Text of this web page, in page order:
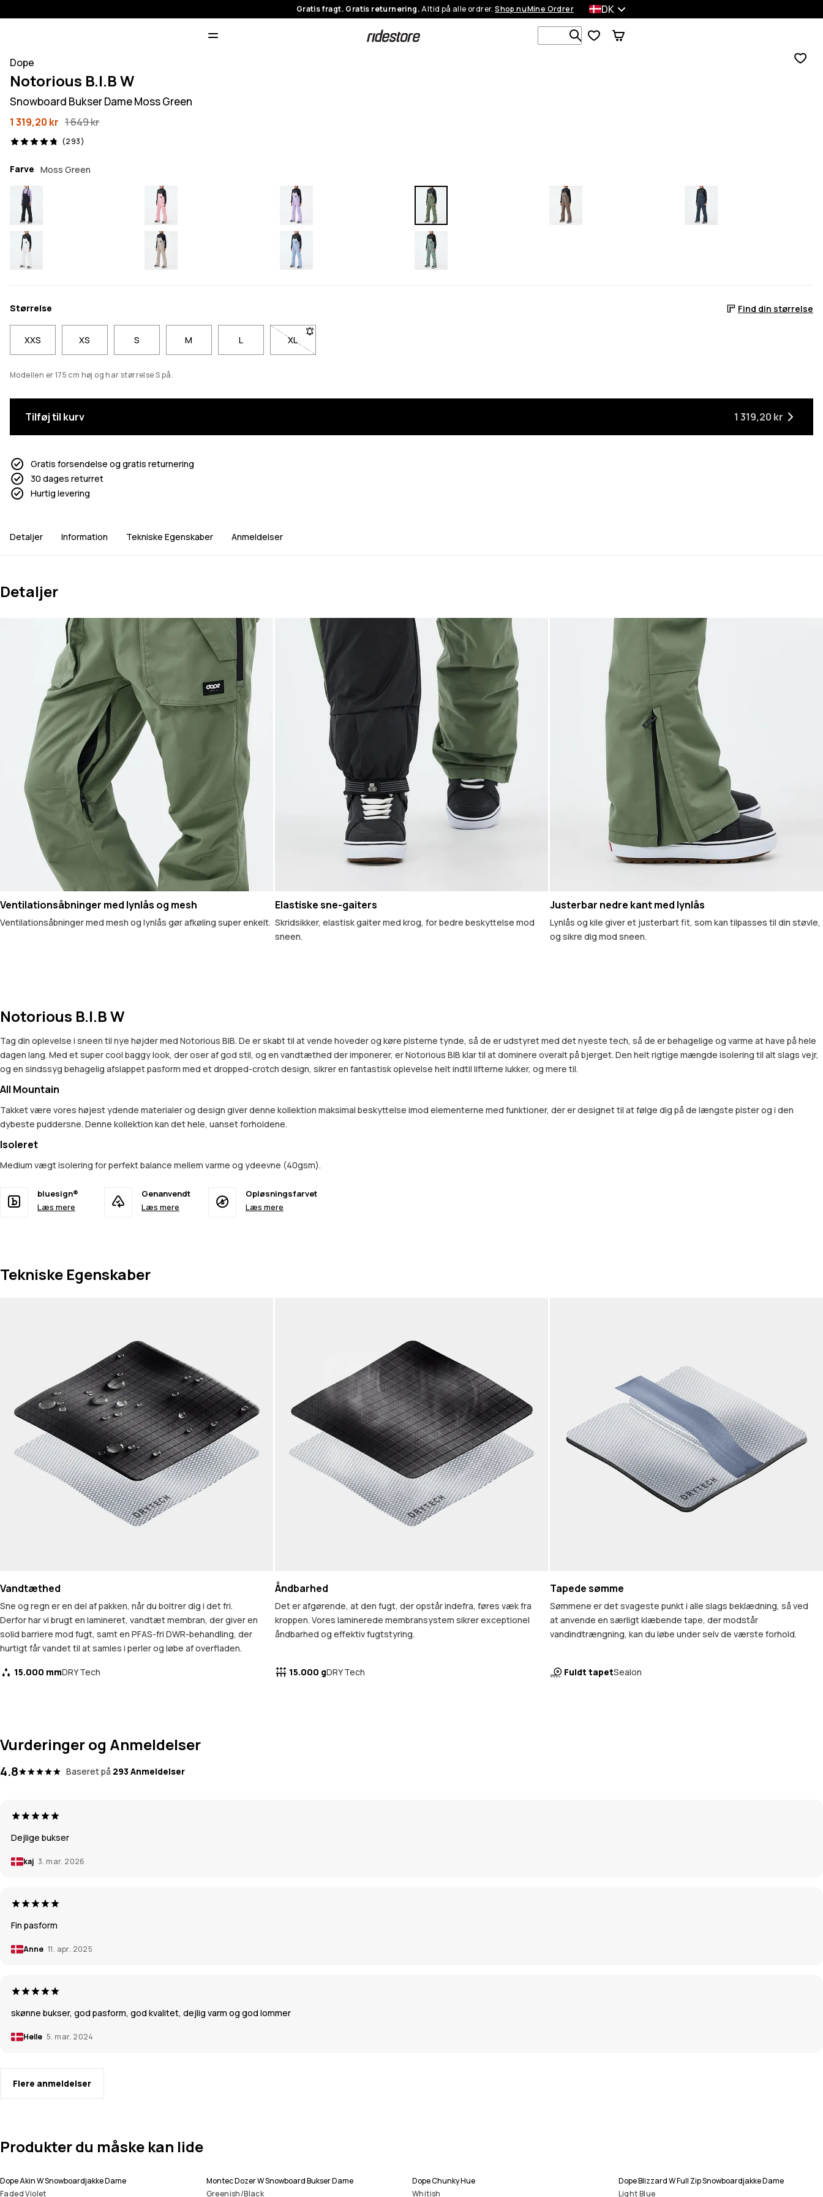
Gratis fragt. Gratis returnering.Altid på alle ordrer.Shop nuMine Ordrer DK
Søg i 1 000+ produkter
Dope
Notorious B.I.B W
Snowboard Bukser Dame Moss Green
1 319,20 kr 1 649 kr
(293)
293 anmeldelser, 4.8/5
Farve Moss Green
Størrelse Find din størrelse
XXS XS S M L XL- Størrelse XL er ikke tilgængelig. Klik for at blive underrettet, når den er tilbage på lager
Modellen er 175 cm høj og har størrelse S på.
Tilføj til kurv 1 319,20 kr
Gratis forsendelse og gratis returnering
30 dages returret
Hurtig levering
Detaljer Information Tekniske Egenskaber Anmeldelser
Detaljer
Ventilationsåbninger med lynlås og mesh
Ventilationsåbninger med mesh og lynlås gør afkøling super enkelt.
Elastiske sne-gaiters
Skridsikker, elastisk gaiter med krog, for bedre beskyttelse mod
sneen.
Justerbar nedre kant med lynlås
Lynlås og kile giver et justerbart fit, som kan tilpasses til din støvle,
og sikre dig mod sneen.
Notorious B.I.B W
Tag din oplevelse i sneen til nye højder med Notorious BIB. De er skabt til at vende hoveder og køre pisterne tynde, så de er udstyret med det nyeste tech, så de er behagelige og varme at have på hele
dagen lang. Med et super cool baggy look, der oser af god stil, og en vandtæthed der imponerer, er Notorious BIB klar til at dominere overalt på bjerget. Den helt rigtige mængde isolering til alt slags vejr,
og en sindssyg behagelig afslappet pasform med et dropped-crotch design, sikrer en fantastisk oplevelse helt indtil lifterne lukker, og mere til.
All Mountain
Takket være vores højest ydende materialer og design giver denne kollektion maksimal beskyttelse imod elementerne med funktioner, der er designet til at følge dig på de længste pister og i den
dybeste puddersne. Denne kollektion kan det hele, uanset forholdene.
Isoleret
Medium vægt isolering for perfekt balance mellem varme og ydeevne (40gsm).
bluesign®
Læs mere
Genanvendt
Læs mere
Opløsningsfarvet
Læs mere
Tekniske Egenskaber
Vandtæthed
Sne og regn er en del af pakken, når du boltrer dig i det fri.
Derfor har vi brugt en lamineret, vandtæt membran, der giver en
solid barriere mod fugt, samt en PFAS-fri DWR-behandling, der
hurtigt får vandet til at samles i perler og løbe af overfladen.
15.000 mmDRY Tech
Åndbarhed
Det er afgørende, at den fugt, der opstår indefra, føres væk fra
kroppen. Vores laminerede membransystem sikrer exceptionel
åndbarhed og effektiv fugtstyring.
15.000 gDRY Tech
Tapede sømme
Sømmene er det svageste punkt i alle slags beklædning, så ved
at anvende en særligt klæbende tape, der modstår
vandindtrængning, kan du løbe under selv de værste forhold.
Fuldt tapetSealon
Vurderinger og Anmeldelser
4.8 Baseret på 293 Anmeldelser
Dejlige bukser
kaj 3. mar. 2026
Fin pasform
Anne 11. apr. 2025
skønne bukser, god pasform, god kvalitet, dejlig varm og god lommer
Helle 5. mar. 2024
Flere anmeldelser
Produkter du måske kan lide
Dope Akin W Snowboardjakke Dame
Faded Violet
Montec Dozer W Snowboard Bukser Dame
Greenish/Black
Dope Chunky Hue
Whitish
Dope Blizzard W Full Zip Snowboardjakke Dame
Light Blue